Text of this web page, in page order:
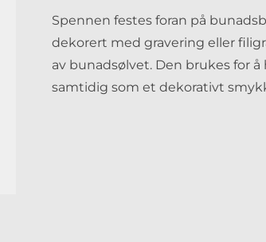
Spennen festes foran på
dekorert med gravering eller
av bunadsølvet. Den brukes for
samtidig som et dekorativt